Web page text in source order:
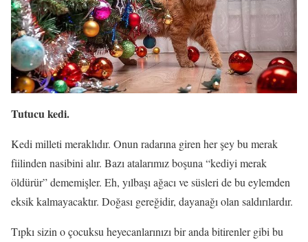
Tutucu kedi.
Kedi milleti meraklıdır. Onun radarına giren her şey bu merak
fiilinden nasibini alır. Bazı atalarımız boşuna “kediyi merak
öldürür” dememişler. Eh, yılbaşı ağacı ve süsleri de bu eylemden
eksik kalmayacaktır. Doğası gereğidir, dayanağı olan saldırılardır.
Tıpkı sizin o çocuksu heyecanlarınızı bir anda bitirenler gibi bu